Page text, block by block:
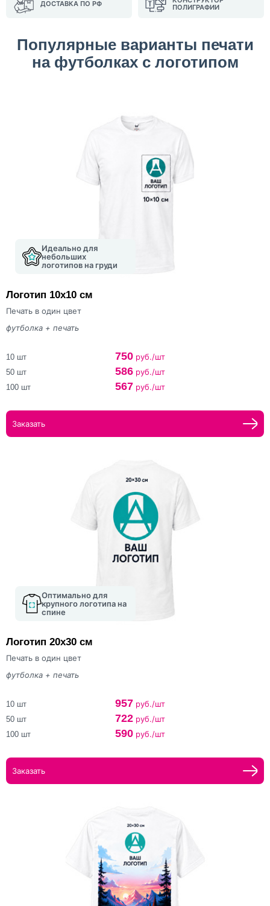
ДОСТАВКА ПО РФ
ПОЛИГРАФИИ
Популярные варианты печати
на футболках с логотипом
Идеально для
небольших
логотипов на груди
Логотип 10х10 см
Печать в один цвет
футболка + печать
10 шт 750 руб./шт
50 шт 586 руб./шт
100 шт 567 руб./шт
Заказать
Оптимально для
крупного логотипа на
спине
Логотип 20х30 см
Печать в один цвет
футболка + печать
10 шт 957 руб./шт
50 шт 722 руб./шт
100 шт 590 руб./шт
Заказать